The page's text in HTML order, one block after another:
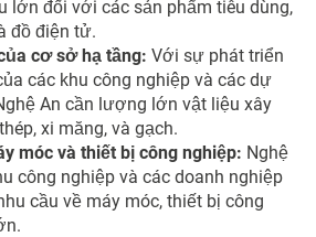
lớn đối với các sản phẩm tiêu dùng,
đồ điện tử.
cơ sở hạ tầng: Với sự phát triển
các khu công nghiệp và các dự
An cần lượng lớn vật liệu xây
xi măng, và gạch.
móc và thiết bị công nghiệp: Nghệ
công nghiệp và các doanh nghiệp
cầu về máy móc, thiết bị công